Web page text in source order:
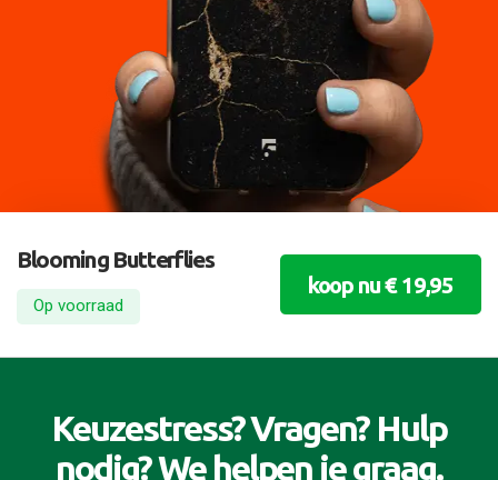
Blooming Butterflies
Op voorraad
koop nu € 19,95
Keuzestress? Vragen? Hulp
nodig? Wehelpen je graag.